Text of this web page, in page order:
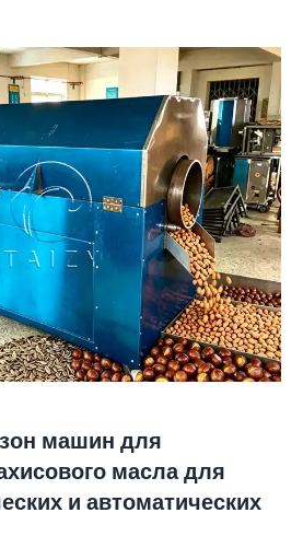
машин для
масла для
и автоматических